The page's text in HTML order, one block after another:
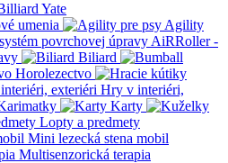
Yate
umenia
Agility
AiRRoller -
Biliard
Horolezectvo
Hry v interiéri,
Karty
Lopty a predmety
Mini lezecká stena mobil
Multisenzorická terapia